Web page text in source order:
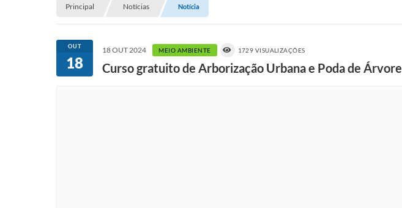
Principal Notícias Notícia
OUT
18
18 OUT 2024 MEIO AMBIENTE 1729 VISUALIZAÇÕES
Curso gratuito de Arborização Urbana e Poda de Árvore